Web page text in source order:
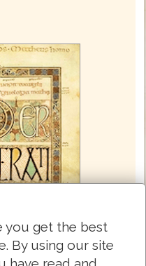
you get the best
By using our site